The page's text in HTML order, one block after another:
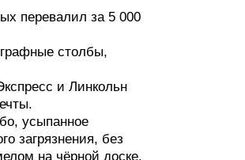
перевалил за 5 000
столбы,
и Линкольн
усыпанное
загрязнения, без
на чёрной доске.